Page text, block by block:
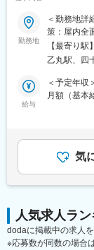
【研修制度
■基礎研修
入社後1か
研修が入社
入社いただ
■配属後も
【働きやす
・ご自宅
す。
・5日間の
暇。
・産前産後
づくり拠
インと外部
だ」を担う
■ポジショ
研究と事
討・新技術
い方を歓迎
7カ国以上
術連携・
の作成補助
◇新規PJT
査、社内デ
勤務地
＜勤務地詳
策：屋内全
ーク含む）
【最寄り駅】
乙丸駅、四
給与
＜予定年収
月額（基本
す。月給(
気
人気求人ラ
dodaに掲載中の求人
※応募数が同数の場合